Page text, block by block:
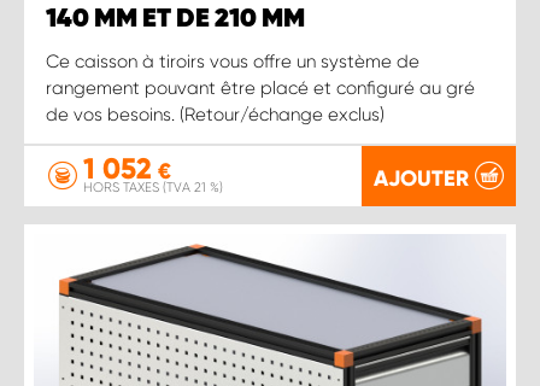
140 MM ET DE 210 MM
Ce caisson à tiroirs vous offre un système de
rangement pouvant être placé et configuré au gré
de vos besoins. (Retour/échange exclus)
1 052 €
HORS TAXES (TVA 21 %) AJOUTER